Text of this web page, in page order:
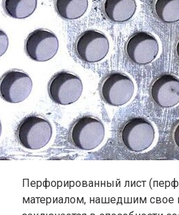
Перфорированный лист
материалом, нашедшим свое